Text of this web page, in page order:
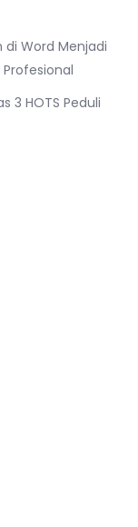
Word Menjadi
3 HOTS Peduli